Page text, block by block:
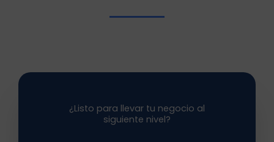
¿Listo para llevar tu negocio al
siguiente nivel?